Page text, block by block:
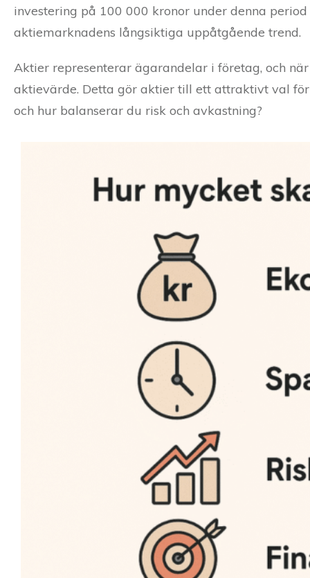
investering på 100 000 kronor under denna
aktiemarknadens långsiktiga uppåtgående trend.
Aktier representerar ägarandelar i företag, och
aktievärde. Detta gör aktier till ett attraktivt val
och hur balanserar du risk och avkastning?